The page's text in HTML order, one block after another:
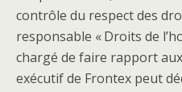
contrôle du respect des
responsable « Droits de
chargé de faire rapport
exécutif de Frontex peut